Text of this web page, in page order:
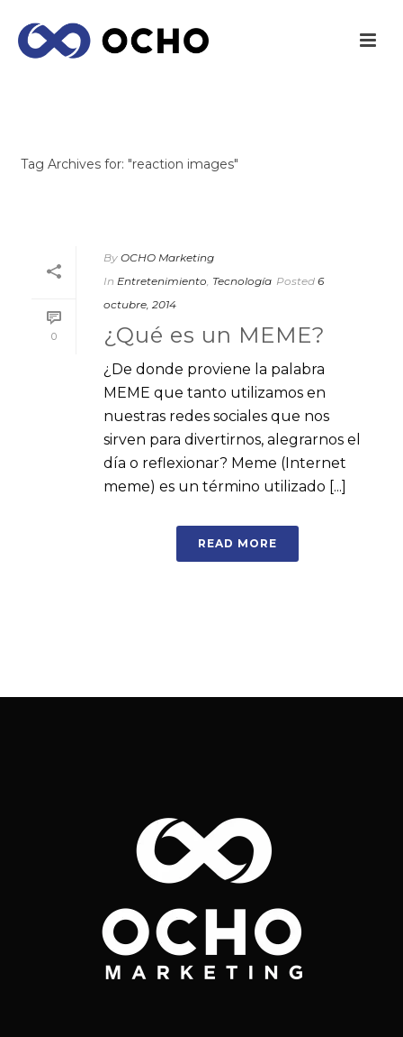
Tag Archives for: "reaction images"
0
By OCHO Marketing
In Entretenimiento, Tecnología Posted 6
octubre, 2014
¿Qué es un MEME?
¿De donde proviene la palabra
MEME que tanto utilizamos en
nuestras redes sociales que nos
sirven para divertirnos, alegrarnos el
día o reflexionar? Meme (Internet
meme) es un término utilizado [...]
READ MORE